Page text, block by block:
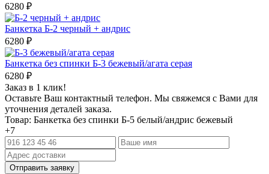
6280 ₽
Банкетка Б-2 черный + андрис
6280 ₽
Банкетка без спинки Б-3 бежевый/агата серая
6280 ₽
Заказ в 1 клик!
Оставьте Ваш контактный телефон. Мы свяжемся с Вами для
уточнения деталей заказа.
Товар: Банкетка без спинки Б-5 белый/андрис бежевый
+7